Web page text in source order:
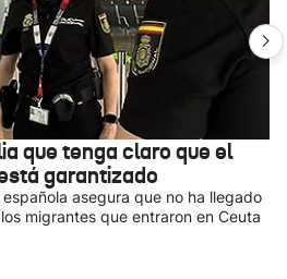
que tenga claro que el
garantizado
asegura que no ha llegado
migrantes que entraron en Ceuta